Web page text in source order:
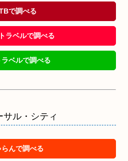
で調べる
ラベルで調べる
ベルで調べる
ル・シティ
らんで調べる